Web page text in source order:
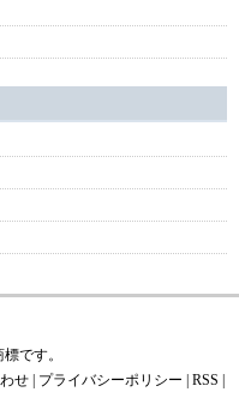
です。
せ プライバシーポリシー RSS